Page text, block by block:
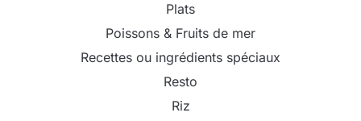
Plats
Poissons & Fruits de mer
Recettes ou ingrédients spéciaux
Resto
Riz